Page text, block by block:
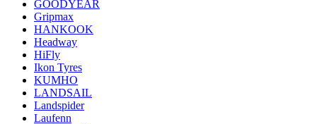
GOODYEAR
Gripmax
HANKOOK
Headway
HiFly
Ikon Tyres
KUMHO
LANDSAIL
Landspider
Laufenn